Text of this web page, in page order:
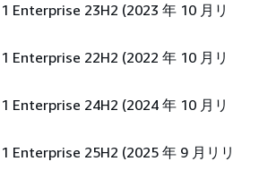
Enterprise 23H2 (2023 年 10 月リ
Enterprise 22H2 (2022 年 10 月リ
Enterprise 24H2 (2024 年 10 月リ
Enterprise 25H2 (2025 年 9 月リリ